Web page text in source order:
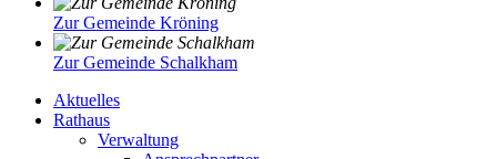
Zur Gemeinde Kröning
Zur Gemeinde Schalkham
Aktuelles
Rathaus
Verwaltung